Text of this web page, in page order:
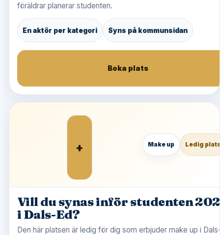
föräldrar planerar studenten.
En aktör per kategori Syns på kommunsidan
Boka plats
+ Make up Ledig
Vill du synas inför studenten
i Dals-Ed?
Den här platsen är ledig för dig som erbjuder make up i